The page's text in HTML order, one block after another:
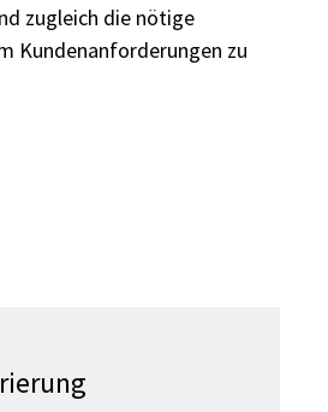
zugleich die nötige
Kundenanforderungen zu